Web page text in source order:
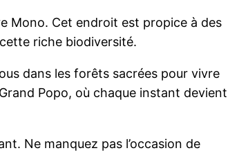
Mono. Cet endroit est propice à des
riche biodiversité.
dans les forêts sacrées pour vivre
Popo, où chaque instant devient
Ne manquez pas l’occasion de